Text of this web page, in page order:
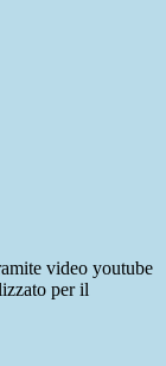
video youtube
per il